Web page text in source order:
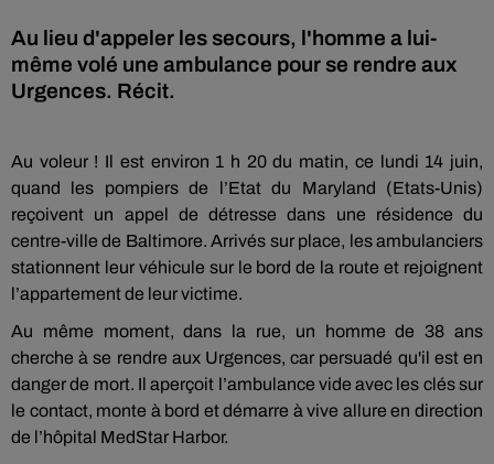
Au lieu d'appeler les secours, l'homme a lui-
même volé une ambulance pour se rendre aux
Urgences. Récit.
Au voleur ! Il est environ 1 h 20 du matin, ce lundi 14 juin,
quand les pompiers de l’Etat du Maryland (Etats-Unis)
reçoivent un appel de détresse dans une résidence du
centre-ville de Baltimore. Arrivés sur place, les ambulanciers
stationnent leur véhicule sur le bord de la route et rejoignent
l’appartement de leur victime.
Au même moment, dans la rue, un homme de 38 ans
cherche à se rendre aux Urgences, car persuadé qu'il est en
danger de mort. Il aperçoit l’ambulance vide avec les clés sur
le contact, monte à bord et démarre à vive allure en direction
de l’hôpital MedStar Harbor.